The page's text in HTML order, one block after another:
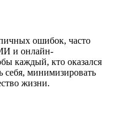
ошибок, часто
и онлайн-
каждый, кто оказался
себя, минимизировать
жизни.